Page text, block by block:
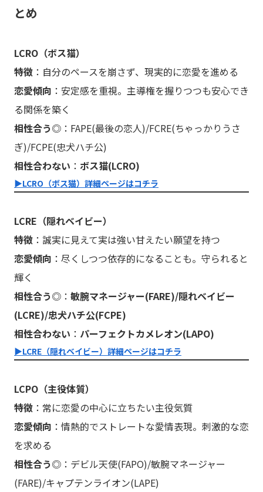
とめ
LCRO（ボス猫）
特徴 ：自分のペースを崩さず、現実的に恋愛を進める
恋愛傾向 ：安定感を重視。主導権を握りつつも安心でき
る関係を築く
相性合う◎ ：FAPE(最後の恋人)/FCRE(ちゃっかりうさ
ぎ)/FCPE(忠犬ハチ公)
相性合わない ： ボス猫(LCRO)
▶︎LCRO（ボス猫）詳細ページはコチラ
LCRE（隠れベイビー）
特徴 ：誠実に見えて実は強い甘えたい願望を持つ
恋愛傾向 ：尽くしつつ依存的になることも。守られると
輝く
相性合う◎ ： 敏腕マネージャー(FARE)/隠れベイビー
(LCRE)/忠犬ハチ公(FCPE)
相性合わない ： パーフェクトカメレオン(LAPO)
▶︎LCRE（隠れベイビー）詳細ページはコチラ
LCPO（主役体質）
特徴 ：常に恋愛の中心に立ちたい主役気質
恋愛傾向 ：情熱的でストレートな愛情表現。刺激的な恋
を求める
相性合う◎ ：デビル天使(FAPO)/敏腕マネージャー
(FARE)/キャプテンライオン(LAPE)